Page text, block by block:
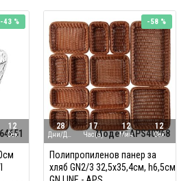
-43 %
11
Сек
-58 %
28
Дни/Ден
17
Час(а)
12
Мин
11
Сек
Модел:APS40268
Полипропиленов панер за
хляб GN2/3 32,5х35,4см, h6,5см